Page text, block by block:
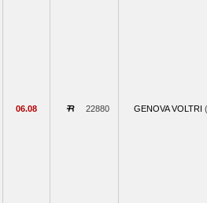
06.08 22880 GENOVA VOLTRI